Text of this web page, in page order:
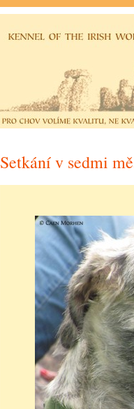
Setkání v sedmi